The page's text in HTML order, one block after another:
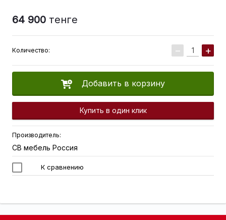
64 900 тенге
Количество: − +
Добавить в корзину
Купить в один клик
Производитель:
СВ мебель Россия
К сравнению